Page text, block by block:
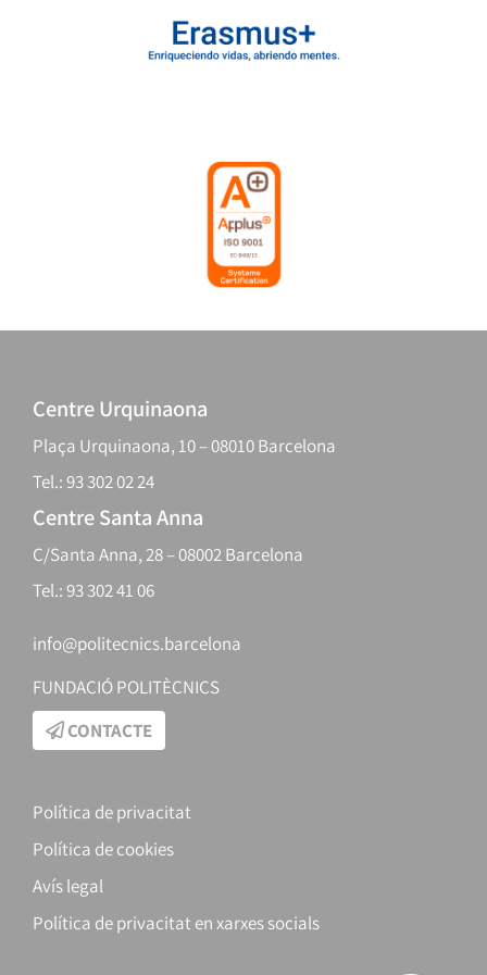
Centre Urquinaona
Plaça Urquinaona, 10 – 08010 Barcelona
Tel.: 93 302 02 24
Centre Santa Anna
C/Santa Anna, 28 – 08002 Barcelona
Tel.: 93 302 41 06
info@politecnics.barcelona
FUNDACIÓ POLITÈCNICS
CONTACTE
Política de privacitat
Política de cookies
Avís legal
Política de privacitat en xarxes socials